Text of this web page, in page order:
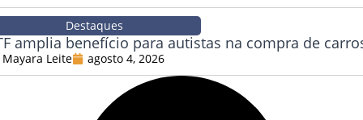
Destaques
amplia benefício para autistas na compra de
Mayara Leite agosto 4, 2026